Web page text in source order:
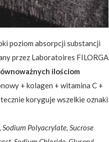
poziom absorpcji substancji
przez Laboratoires FILORGA
ilościom
+ kolagen + witamina C +
koryguje wszelkie oznaki
Polyacrylate, Sucrose